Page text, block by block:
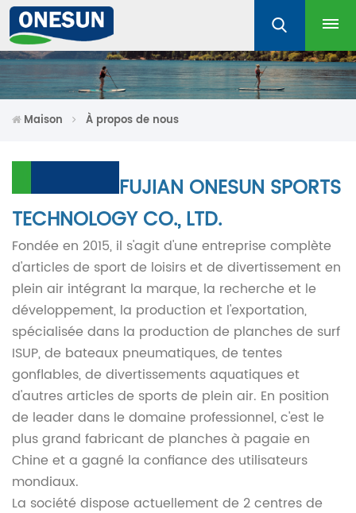
Maison À propos de nous
FUJIAN ONESUN SPORTS
TECHNOLOGY CO., LTD.
Fondée en 2015, il s'agit d'une entreprise complète
d'articles de sport de loisirs et de divertissement en
plein air intégrant la marque, la recherche et le
développement, la production et l'exportation,
spécialisée dans la production de planches de surf
ISUP, de bateaux pneumatiques, de tentes
gonflables, de divertissements aquatiques et
d'autres articles de sports de plein air. En position
de leader dans le domaine professionnel, c'est le
plus grand fabricant de planches à pagaie en
Chine et a gagné la confiance des utilisateurs
mondiaux.
La société dispose actuellement de 2 centres de